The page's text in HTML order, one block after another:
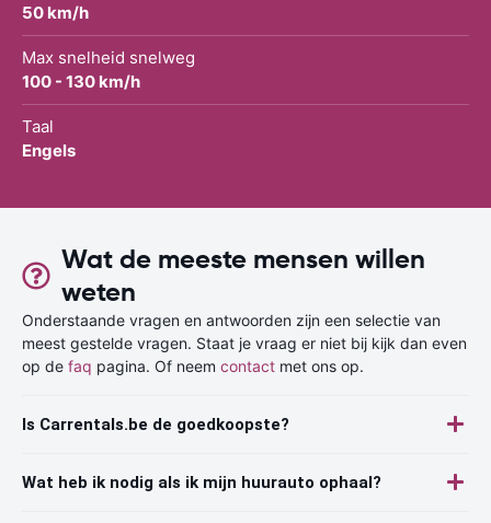
50 km/h
Max snelheid snelweg
100 - 130 km/h
Taal
Engels
Wat de meeste mensen willen
weten
Onderstaande vragen en antwoorden zijn een selectie van
meest gestelde vragen. Staat je vraag er niet bij kijk dan even
op de faq pagina. Of neem contact met ons op.
Is Carrentals.be de goedkoopste?
Wat heb ik nodig als ik mijn huurauto ophaal?